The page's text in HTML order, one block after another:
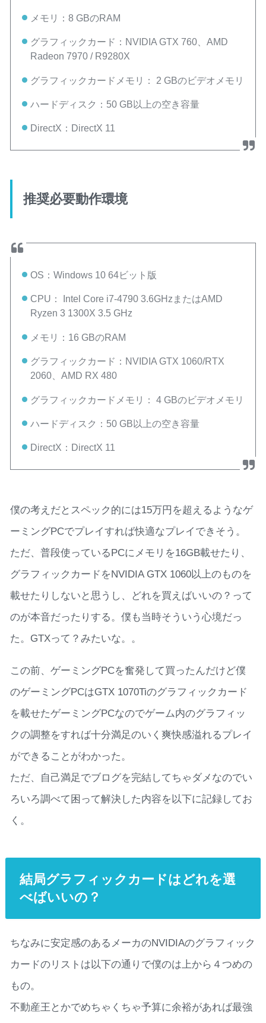
メモリ：8 GBのRAM
グラフィックカード：NVIDIA GTX 760、AMD
Radeon 7970 / R9280X
グラフィックカードメモリ： 2 GBのビデオメモリ
ハードディスク：50 GB以上の空き容量
DirectX：DirectX 11
推奨必要動作環境
OS：Windows 10 64ビット版
CPU： Intel Core i7-4790 3.6GHzまたはAMD
Ryzen 3 1300X 3.5 GHz
メモリ：16 GBのRAM
グラフィックカード：NVIDIA GTX 1060/RTX
2060、AMD RX 480
グラフィックカードメモリ： 4 GBのビデオメモリ
ハードディスク：50 GB以上の空き容量
DirectX：DirectX 11
僕の考えだとスペック的には15万円を超えるようなゲ
ーミングPCでプレイすれば快適なプレイできそう。
ただ、普段使っているPCにメモリを16GB載せたり、
グラフィックカードをNVIDIA GTX 1060以上のものを
載せたりしないと思うし、どれを買えばいいの？って
のが本音だったりする。僕も当時そういう心境だっ
た。GTXって？みたいな。。
この前、ゲーミングPCを奮発して買ったんだけど僕
のゲーミングPCはGTX 1070Tiのグラフィックカード
を載せたゲーミングPCなのでゲーム内のグラフィッ
クの調整をすれば十分満足のいく爽快感溢れるプレイ
ができることがわかった。
ただ、自己満足でブログを完結してちゃダメなのでい
ろいろ調べて困って解決した内容を以下に記録してお
く。
結局グラフィックカードはどれを選
べばいいの？
ちなみに安定感のあるメーカのNVIDIAのグラフィック
カードのリストは以下の通りで僕のは上から４つめの
もの。
不動産王とかでめちゃくちゃ予算に余裕があれば最強